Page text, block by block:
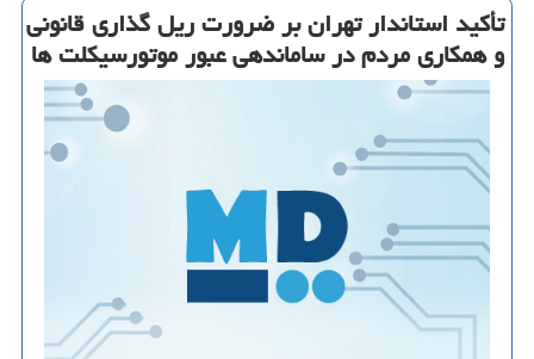
تأکید استاندار تهران بر ضرورت ریل گذاری قانونی
و همکاری مردم در ساماندهی عبور موتورسیکلت ها